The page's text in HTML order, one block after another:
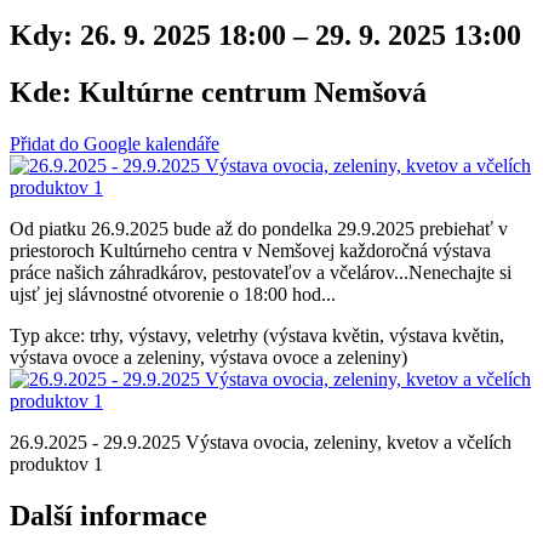
Kdy: 26. 9. 2025 18:00 – 29. 9. 2025 13:00
Kde: Kultúrne centrum Nemšová
Přidat do Google kalendáře
Od piatku 26.9.2025 bude až do pondelka 29.9.2025 prebiehať v
priestoroch Kultúrneho centra v Nemšovej každoročná výstava
práce našich záhradkárov, pestovateľov a včelárov...Nenechajte si
ujsť jej slávnostné otvorenie o 18:00 hod...
Typ akce: trhy, výstavy, veletrhy (výstava květin, výstava květin,
výstava ovoce a zeleniny, výstava ovoce a zeleniny)
26.9.2025 - 29.9.2025 Výstava ovocia, zeleniny, kvetov a včelích
produktov 1
Další informace